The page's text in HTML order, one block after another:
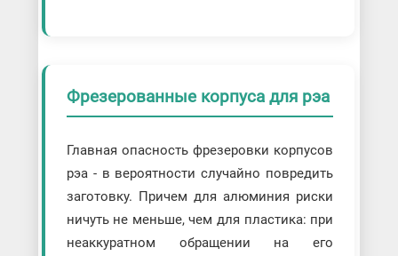
Фрезерованные корпуса для рэа
Главная опасность фрезеровки корпусов
рэа - в вероятности случайно повредить
заготовку. Причем для алюминия риски
ничуть не меньше, чем для пластика: при
неаккуратном обращении на его